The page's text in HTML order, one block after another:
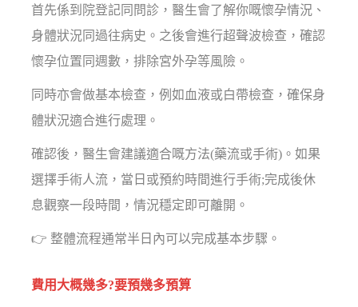
首先係到院登記同問診，醫生會了解你嘅懷孕情況、
身體狀況同過往病史。之後會進行超聲波檢查，確認
懷孕位置同週數，排除宮外孕等風險。
同時亦會做基本檢查，例如血液或白帶檢查，確保身
體狀況適合進行處理。
確認後，醫生會建議適合嘅方法(藥流或手術)。如果
選擇手術人流，當日或預約時間進行手術;完成後休
息觀察一段時間，情況穩定即可離開。
👉 整體流程通常半日內可以完成基本步驟。
費用大概幾多?要預幾多預算